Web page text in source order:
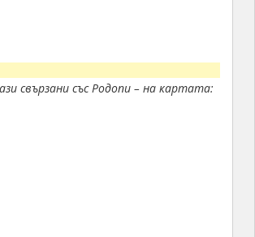
свързани със Родопи – на картата: